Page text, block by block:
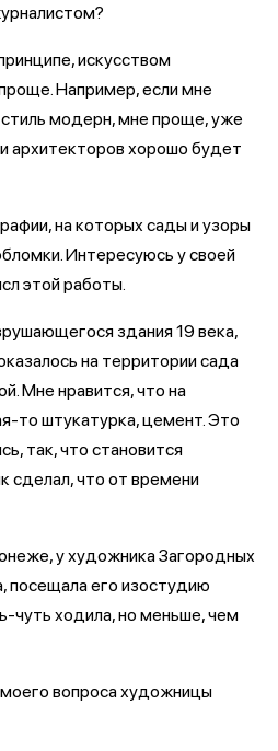
искусством
Например, если мне
модерн, мне проще, уже
архитекторов хорошо будет
на которых сады и узоры
Интересуюсь у своей
этой работы.
здания 19 века,
на территории сада
Мне нравится, что на
то штукатурка, цемент. Это
так, что становится
сделал, что от времени
у художника Загородных
посещала его изостудию
чуть ходила, но меньше, чем
вопроса художницы